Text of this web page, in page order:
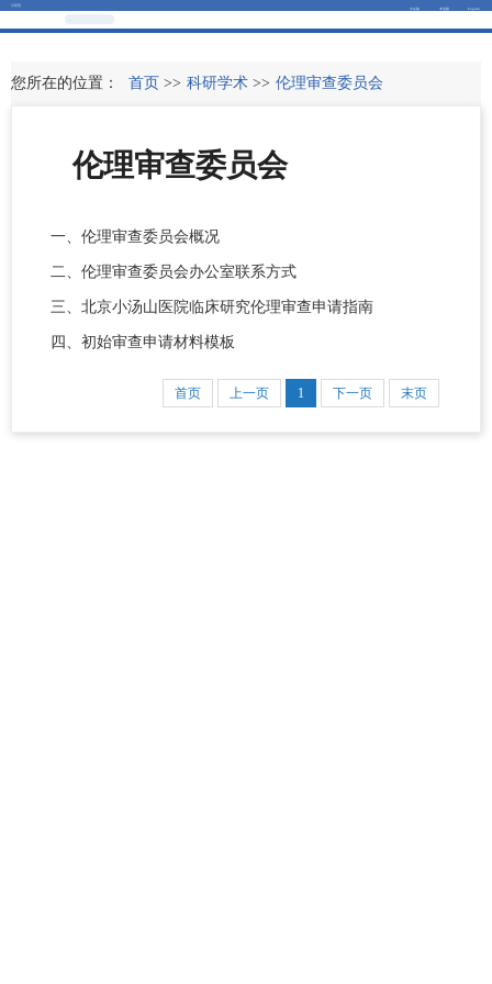
引导页
大众版 专业版 English
您所在的位置： 首页 >> 科研学术 >> 伦理审查委员会
伦理审查委员会
一、伦理审查委员会概况
二、伦理审查委员会办公室联系方式
三、北京小汤山医院临床研究伦理审查申请指南
四、初始审查申请材料模板
首页 上一页 1 下一页 末页